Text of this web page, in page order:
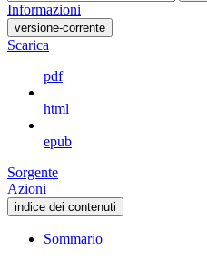
Informazioni
versione-corrente
Scarica
pdf
html
epub
Sorgente
Azioni
indice dei contenuti
Sommario